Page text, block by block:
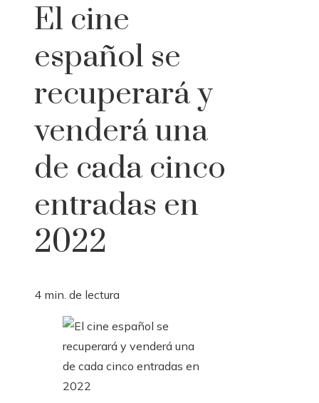
El cine
español se
recuperará y
venderá una
de cada cinco
entradas en
2022
4 min. de lectura